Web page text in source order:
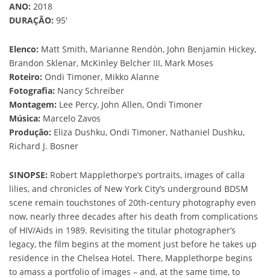
ANO: 2018
DURAÇÃO: 95′
Elenco: Matt Smith, Marianne Rendón, John Benjamin Hickey,
Brandon Sklenar, McKinley Belcher III, Mark Moses
Roteiro: Ondi Timoner, Mikko Alanne
Fotografia: Nancy Schreiber
Montagem: Lee Percy, John Allen, Ondi Timoner
Música: Marcelo Zavos
Produção: Eliza Dushku, Ondi Timoner, Nathaniel Dushku,
Richard J. Bosner
SINOPSE: Robert Mapplethorpe’s portraits, images of calla
lilies, and chronicles of New York City’s underground BDSM
scene remain touchstones of 20th-century photography even
now, nearly three decades after his death from complications
of HIV/Aids in 1989. Revisiting the titular photographer’s
legacy, the film begins at the moment just before he takes up
residence in the Chelsea Hotel. There, Mapplethorpe begins
to amass a portfolio of images – and, at the same time, to